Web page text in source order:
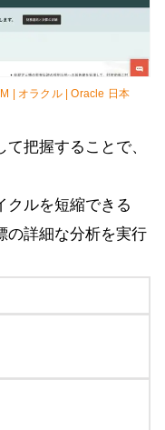
| オラクル | Oracle 日本
把握することで、
クルを短縮できる
の詳細な分析を実行